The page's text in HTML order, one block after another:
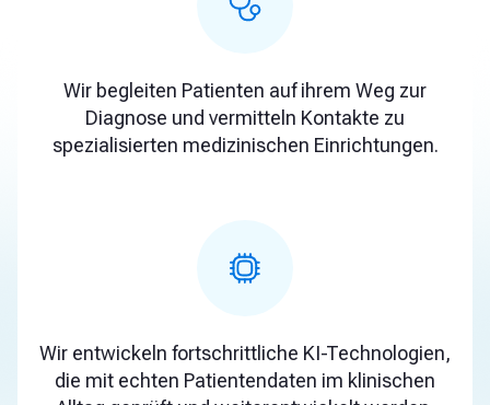
Wir begleiten Patienten auf ihrem Weg zur
Diagnose und vermitteln Kontakte zu
spezialisierten medizinischen Einrichtungen.
Wir entwickeln fortschrittliche KI-Technologien,
die mit echten Patientendaten im klinischen